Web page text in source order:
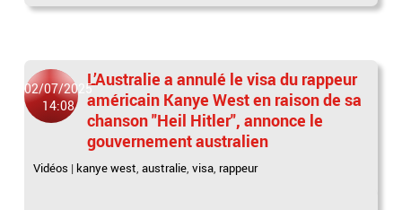
02/07/2025
14:08
L’Australie a annulé le visa du rappeur
américain Kanye West en raison de sa
chanson "Heil Hitler", annonce le
gouvernement australien
Vidéos | kanye west ,australie ,visa rappeur